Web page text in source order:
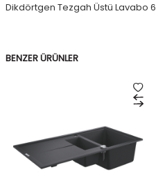
Dikdörtgen Tezgah Üstü Lavabo
BENZER ÜRÜNLER